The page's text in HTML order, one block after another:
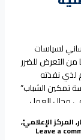
لسياسات
التعرض للضرر
لذي نفذته
تمكين الشباب”
في مجال العمل
بيئة العمل)
العمل ,المركز الإعلاميTags:
,
Leave a on تقييم يكشف افتقار غالبية مؤسسات العمل الإنساني المحلية والوطنية لسياسات وإجراءات “صون”